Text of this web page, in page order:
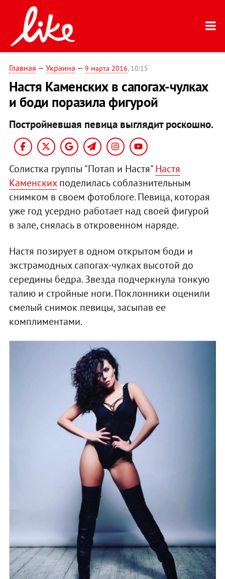
Главная — Украина — 9 марта 2016, 10:15
Настя Каменских в сапогах-чулках
и боди поразила фигурой
Постройневшая певица выглядит роскошно.
Солистка группы "Потап и Настя"Настя
Каменскихподелилась соблазнительным
снимком в своем фотоблоге. Певица, которая
уже год усердно работает над своей фигурой
в зале, снялась в откровенном наряде.
Настя позирует в одном открытом боди и
экстрамодных сапогах-чулках высотой до
середины бедра. Звезда подчеркнула тонкую
талию и стройные ноги. Поклонники оценили
смелый снимок певицы, засыпав ее
комплиментами.